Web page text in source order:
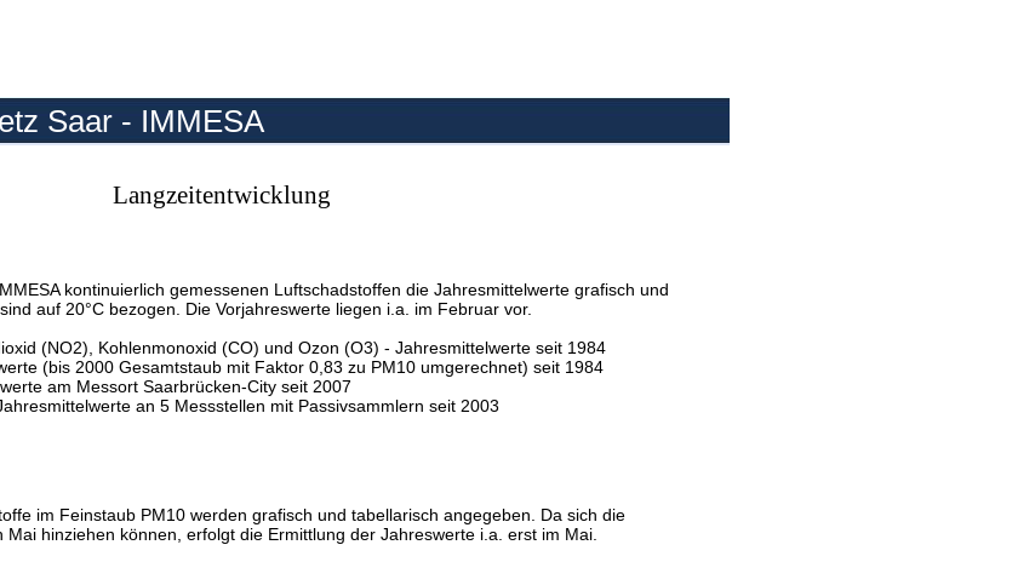
Saar - IMMESA
Langzeitentwicklung
kontinuierlich gemessenen Luftschadstoffen die Jahresmittelwerte grafisch und
auf 20°C bezogen. Die Vorjahreswerte liegen i.a. im Februar vor.
(NO2), Kohlenmonoxid (CO) und Ozon (O3) - Jahresmittelwerte seit 1984
(bis 2000 Gesamtstaub mit Faktor 0,83 zu PM10 umgerechnet) seit 1984
am Messort Saarbrücken-City seit 2007
an 5 Messstellen mit Passivsammlern seit 2003
im Feinstaub PM10 werden grafisch und tabellarisch angegeben. Da sich die
Mai hinziehen können, erfolgt die Ermittlung der Jahreswerte i.a. erst im Mai.